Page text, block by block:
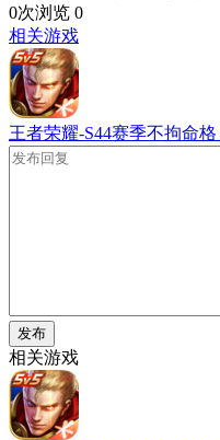
0次浏览 0
相关游戏
王者荣耀-S44赛季不拘命格
发布
相关游戏